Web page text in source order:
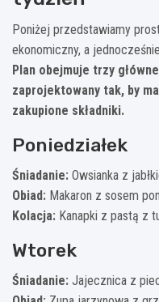
Poniżej przedstawiamy
ekonomiczny, a
Plan obejmuje trzy
zaprojektowany tak, by
zakupione składniki.
Poniedziałek
Śniadanie: Owsianka z
Obiad: Makaron z sosem
Kolacja: Kanapki z pastą z
Wtorek
Śniadanie: Jajecznica z